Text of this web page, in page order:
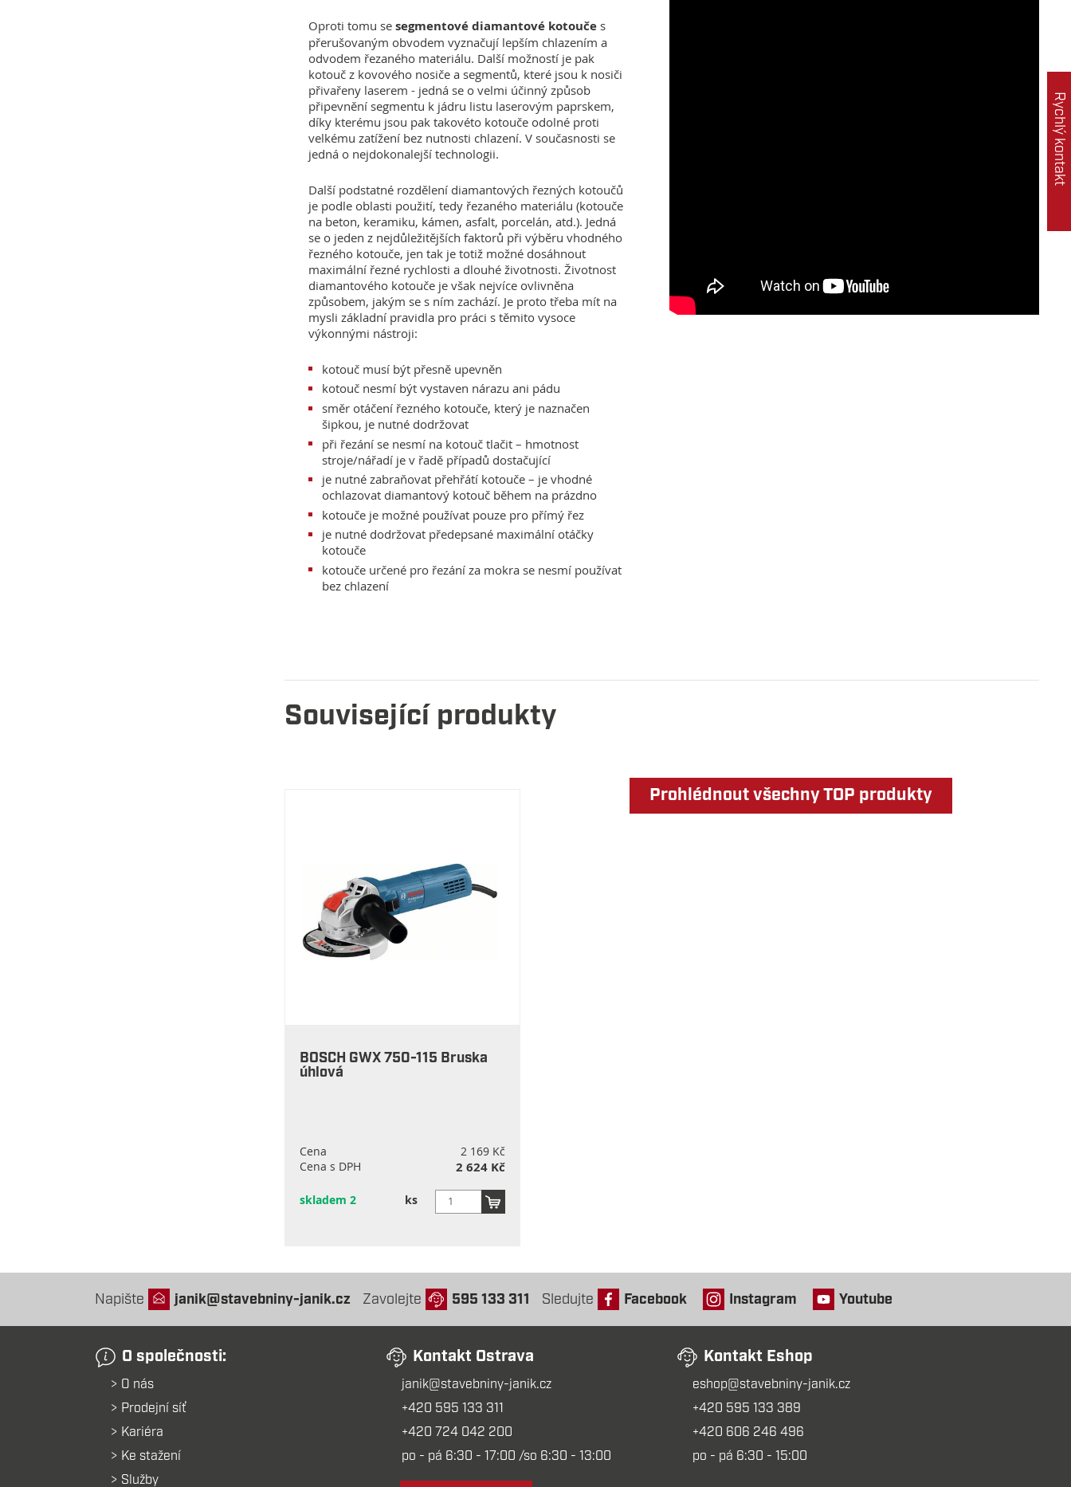
Oproti tomu se segmentové diamantové kotoučes
přerušovaným obvodem vyznačují lepším chlazením a
odvodem řezaného materiálu. Další možností je pak
kotouč z kovového nosiče a segmentů, které jsou k nosiči
přivařeny laserem - jedná se o velmi účinný způsob
připevnění segmentu k jádru listu laserovým paprskem,
díky kterému jsou pak takovéto kotouče odolné proti
velkému zatížení bez nutnosti chlazení. V současnosti se
jedná o nejdokonalejší technologii.
Další podstatné rozdělení diamantových řezných kotoučů
je podle oblasti použití, tedy řezaného materiálu (kotouče
na beton, keramiku, kámen, asfalt, porcelán, atd.). Jedná
se o jeden z nejdůležitějších faktorů při výběru vhodného
řezného kotouče, jen tak je totiž možné dosáhnout
maximální řezné rychlosti a dlouhé životnosti. Životnost
diamantového kotouče je však nejvíce ovlivněna
způsobem, jakým se s ním zachází. Je proto třeba mít na
mysli základní pravidla pro práci s těmito vysoce
výkonnými nástroji:
kotouč musí být přesně upevněn
kotouč nesmí být vystaven nárazu ani pádu
směr otáčení řezného kotouče, který je naznačen
šipkou, je nutné dodržovat
při řezání se nesmí na kotouč tlačit – hmotnost
stroje/nářadí je v řadě případů dostačující
je nutné zabraňovat přehřátí kotouče – je vhodné
ochlazovat diamantový kotouč během na prázdno
kotouče je možné používat pouze pro přímý řez
je nutné dodržovat předepsané maximální otáčky
kotouče
kotouče určené pro řezání za mokra se nesmí používat
bez chlazení
Související produkty
BOSCH GWX 750-115 Bruska
úhlová
Cena
2 169 Kč
Cena s DPH
2 624 Kč
skladem 2 ks
Prohlédnout všechny TOP produkty
Napište janik@stavebniny-janik.cz Zavolejte 595 133 311 Sledujte Facebook Instagram Youtube
O společnosti:
O nás
Prodejní síť
Kariéra
Ke stažení
Služby
Kontakt Ostrava
janik@stavebniny-janik.cz
+420 595 133 311
+420 724 042 200
po - pá 6:30 - 17:00 /so 6:30 - 13:00
Kontakt Eshop
eshop@stavebniny-janik.cz
+420 595 133 389
+420 606 246 496
po - pá 6:30 - 15:00
Rychlý kontakt